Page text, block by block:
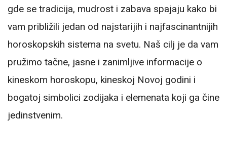
gde se tradicija, mudrost i zabava spajaju kako bi
vam približili jedan od najstarijih i najfascinantnijih
horoskopskih sistema na svetu. Naš cilj je da vam
pružimo tačne, jasne i zanimljive informacije o
kineskom horoskopu, kineskoj Novoj godini i
bogatoj simbolici zodijaka i elemenata koji ga čine
jedinstvenim.